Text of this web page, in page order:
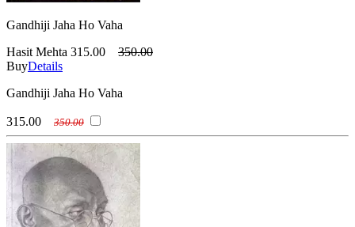
Gandhiji Jaha Ho Vaha
Hasit Mehta 315.00
350.00
BuyDetails
Gandhiji Jaha Ho Vaha
315.00 350.00